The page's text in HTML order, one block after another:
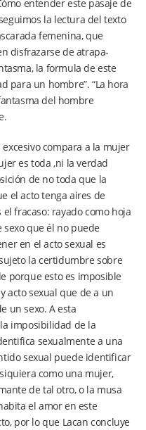
entender este pasaje de
la lectura del texto
femenina, que
disfrazarse de atrapa-
la formula de este
para un hombre”. “La hora
del hombre
compara a la mujer
es toda ,ni la verdad
de no toda que la
el acto tenga aires de
el fracaso: rayado como hoja
sexo que él no puede
en el acto sexual es
la certidumbre sobre
porque esto es imposible
acto sexual que de a un
un sexo. A esta
imposibilidad de la
sexualmente a una
sexual puede identificar
como una mujer,
de tal otro, o la musa
el amor en este
por lo que Lacan concluye